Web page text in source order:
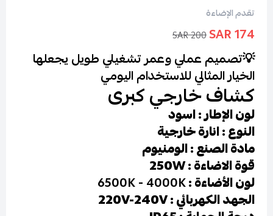
تقدم الإضاءة
174 SAR
200 SAR
💡تصميم عملي وعمر تشغيلي طويل يجعلها
الخيار المثالي للاستخدام اليومي
كشاف خارجي كبرى
لون الإطار : اسود
النوع : انارة خارجية
مادة الصنع : الومنيوم
قوة الاضاءة : 250W
لون الأضاءة :6500K - 4000K
الجهد الكهربائي : 220V-240V